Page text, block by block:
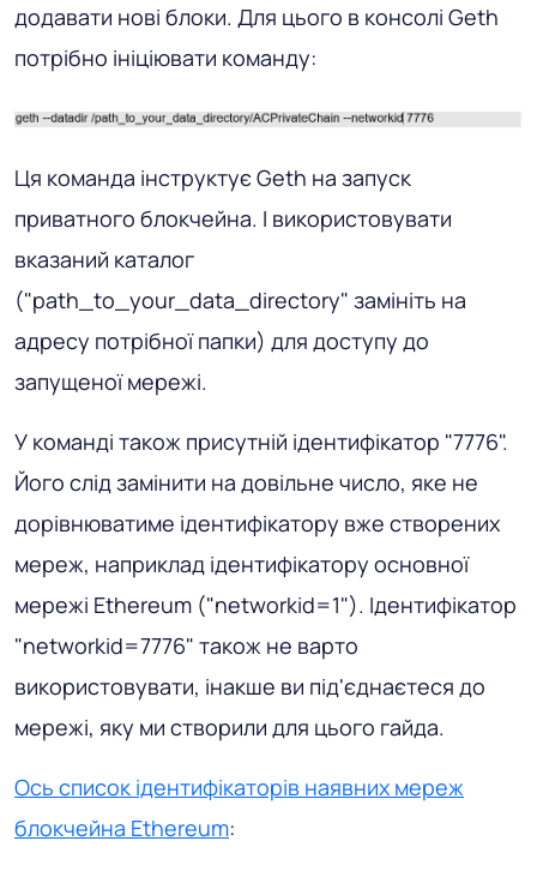
додавати нові блоки. Для цього в консолі Geth
потрібно ініціювати команду:
Ця команда інструктує Geth на запуск
приватного блокчейна. І використовувати
вказаний каталог
("path_to_your_data_directory" замініть на
адресу потрібної папки) для доступу до
запущеної мережі.
У команді також присутній ідентифікатор "7776".
Його слід замінити на довільне число, яке не
дорівнюватиме ідентифікатору вже створених
мереж, наприклад ідентифікатору основної
мережі Ethereum ("networkid=1"). Ідентифікатор
"networkid=7776" також не варто
використовувати, інакше ви під'єднаєтеся до
мережі, яку ми створили для цього гайда.
Ось список ідентифікаторів наявних мереж
блокчейна Ethereum: